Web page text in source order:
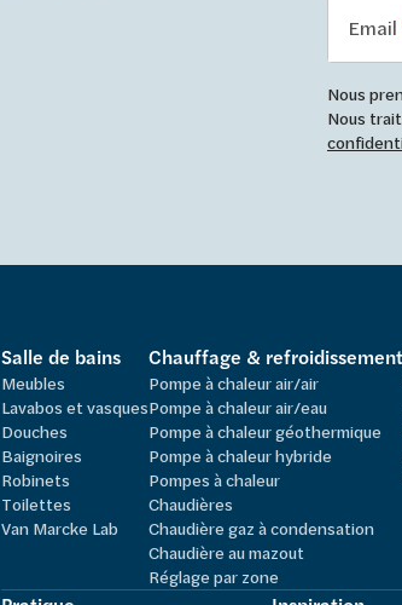
Email
Nous
Nous
Salle de bains
Meubles
Lavabos et vasques
Douches
Baignoires
Robinets
Toilettes
Van Marcke Lab
Chauffage & refroidissement
Pompe à chaleur air/air
Pompe à chaleur air/eau
Pompe à chaleur géothermique
Pompe à chaleur hybride
Pompes à chaleur
Chaudières
Chaudière gaz à condensation
Chaudière au mazout
Réglage par zone